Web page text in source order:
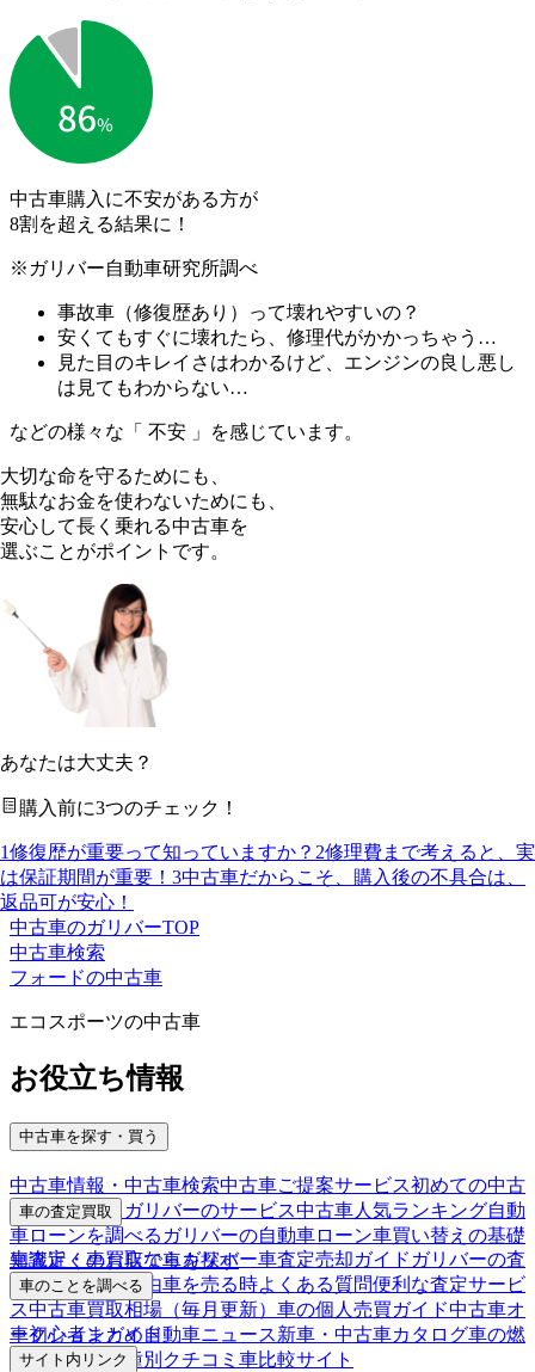
中古車購入に不安がある方が
8割を超える結果に！
※ガリバー自動車研究所調べ
事故車（修復歴あり）って壊れやすいの？
安くてもすぐに壊れたら、修理代がかかっちゃう…
見た目のキレイさはわかるけど、エンジンの良し悪し
は見てもわからない…
などの様々な「 不安 」を感じています。
大切な命を守るためにも、
無駄なお金を使わないためにも、
安心して長く乗れる中古車を
選ぶことがポイントです。
あなたは大丈夫？
購入前に3つのチェック！
1修復歴が重要って知っていますか？ 2修理費まで考えると、実
は保証期間が重要！ 3中古車だからこそ、購入後の不具合は、
返品可が安心！
中古車のガリバーTOP
中古車検索
フォードの中古車
エコスポーツの中古車
お役立ち情報
中古車を探す・買う
中古車情報・中古車検索中古車ご提案サービス初めての中古
車購入ガイド
ガリバーのサービス中古車人気ランキング自動
車ローンを調べる ガリバーの自動車ローン車買い替えの基礎
知識近くのお店で車を探す
車の査定買取
車査定・車買取ならガリバー車査定売却ガイド ガリバーの査
定が選ばれる理由車を売る時よくある質問便利な査定サービ
ス中古車買取相場（毎月更新） 車の個人売買ガイド中古車オ
ークションガイド
車のことを調べる
車初心者まとめ自動車ニュース新車・中古車カタログ車の燃
費を調べる車種別クチコミ 車比較サイト
サイト内リンク